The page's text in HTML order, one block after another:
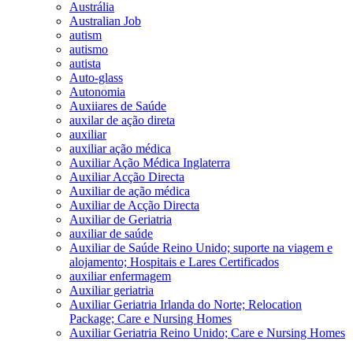
Austrália
Australian Job
autism
autismo
autista
Auto-glass
Autonomia
Auxiiares de Saúde
auxilar de ação direta
auxiliar
auxiliar ação médica
Auxiliar Ação Médica Inglaterra
Auxiliar Acção Directa
Auxiliar de ação médica
Auxiliar de Acção Directa
Auxiliar de Geriatria
auxiliar de saúde
Auxiliar de Saúde Reino Unido; suporte na viagem e
alojamento; Hospitais e Lares Certificados
auxiliar enfermagem
Auxiliar geriatria
Auxiliar Geriatria Irlanda do Norte; Relocation
Package; Care e Nursing Homes
Auxiliar Geriatria Reino Unido; Care e Nursing Homes